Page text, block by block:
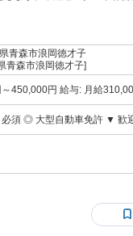
給あり／交通費支給 ◎ 休日
の奥までローラーで移動、
ランクのある方も歓迎 ◎
・休日出勤割増あり まずは話を聞くだ
い。
: 青森県青森市浪岡徳才子
青森市浪岡徳才子]
円（各種手当を含む総支給額） 昇給あり ※試用期間1